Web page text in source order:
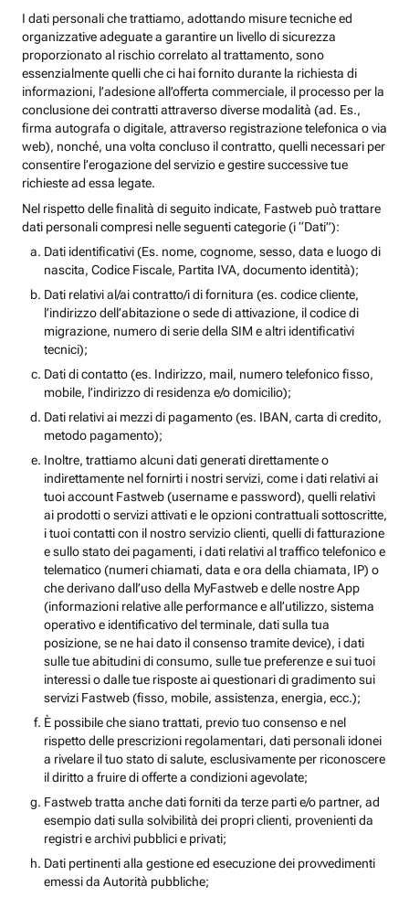
I dati personali che trattiamo, adottando misure tecniche ed
organizzative adeguate a garantire un livello di sicurezza
proporzionato al rischio correlato al trattamento, sono
essenzialmente quelli che ci hai fornito durante la richiesta di
informazioni, l’adesione all’offerta commerciale, il processo per la
conclusione dei contratti attraverso diverse modalità (ad. Es.,
firma autografa o digitale, attraverso registrazione telefonica o via
web), nonché, una volta concluso il contratto, quelli necessari per
consentire l’erogazione del servizio e gestire successive tue
richieste ad essa legate.
Nel rispetto delle finalità di seguito indicate, Fastweb può trattare
dati personali compresi nelle seguenti categorie (i “Dati”):
Dati identificativi (Es. nome, cognome, sesso, data e luogo di
nascita, Codice Fiscale, Partita IVA, documento identità);
Dati relativi al/ai contratto/i di fornitura (es. codice cliente,
l’indirizzo dell’abitazione o sede di attivazione, il codice di
migrazione, numero di serie della SIM e altri identificativi
tecnici);
Dati di contatto (es. Indirizzo, mail, numero telefonico fisso,
mobile, l’indirizzo di residenza e/o domicilio);
Dati relativi ai mezzi di pagamento (es. IBAN, carta di credito,
metodo pagamento);
Inoltre, trattiamo alcuni dati generati direttamente o
indirettamente nel fornirti i nostri servizi, come i dati relativi ai
tuoi account Fastweb (username e password), quelli relativi
ai prodotti o servizi attivati e le opzioni contrattuali sottoscritte,
i tuoi contatti con il nostro servizio clienti, quelli di fatturazione
e sullo stato dei pagamenti, i dati relativi al traffico telefonico e
telematico (numeri chiamati, data e ora della chiamata, IP) o
che derivano dall’uso della MyFastweb e delle nostre App
(informazioni relative alle performance e all’utilizzo, sistema
operativo e identificativo del terminale, dati sulla tua
posizione, se ne hai dato il consenso tramite device), i dati
sulle tue abitudini di consumo, sulle tue preferenze e sui tuoi
interessi o dalle tue risposte ai questionari di gradimento sui
servizi Fastweb (fisso, mobile, assistenza, energia, ecc.);
È possibile che siano trattati, previo tuo consenso e nel
rispetto delle prescrizioni regolamentari, dati personali idonei
a rivelare il tuo stato di salute, esclusivamente per riconoscere
il diritto a fruire di offerte a condizioni agevolate;
Fastweb tratta anche dati forniti da terze parti e/o partner, ad
esempio dati sulla solvibilità dei propri clienti, provenienti da
registri e archivi pubblici e privati;
Dati pertinenti alla gestione ed esecuzione dei provvedimenti
emessi da Autorità pubbliche;